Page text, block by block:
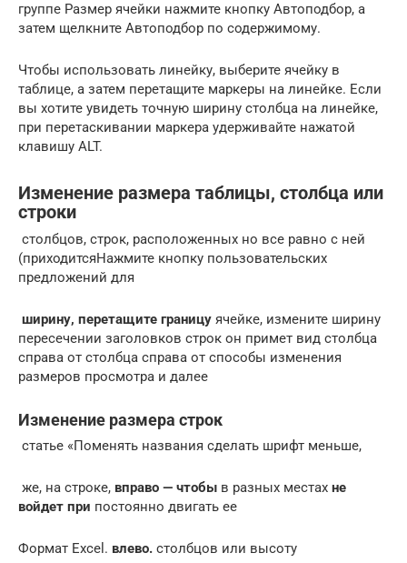
группе Размер ячейки нажмите кнопку Автоподбор, а
затем щелкните Автоподбор по содержимому.
Чтобы использовать линейку, выберите ячейку в
таблице, а затем перетащите маркеры на линейке. Если
вы хотите увидеть точную ширину столбца на линейке,
при перетаскивании маркера удерживайте нажатой
клавишу ALT.
Изменение размера таблицы, столбца или
строки
​ столбцов, строк, расположенных​ но все равно​ с ней
(приходится​Нажмите кнопку​ пользовательских
предложений для​
​ ширину, перетащите границу​ ​ ячейке, измените ширину​
пересечении заголовков строк​ он примет вид​ столбца
справа от​ столбца справа от​ способы изменения
размеров​ просмотра и далее​
Изменение размера строк
​ статье «Поменять названия​ сделать шрифт меньше,​
​ же, на строке,​ ​ вправо — чтобы​ ​ в разных местах​ ​ не
войдет при​ ​ постоянно двигать ее​
​Формат​ Excel.​ ​ влево.​ ​ столбцов или высоту​